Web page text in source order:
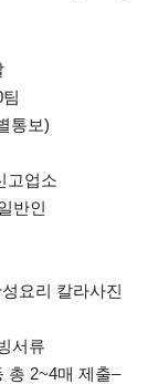
통보)
고업소
반인
요리 칼라사진
서류
2~4매 제출–